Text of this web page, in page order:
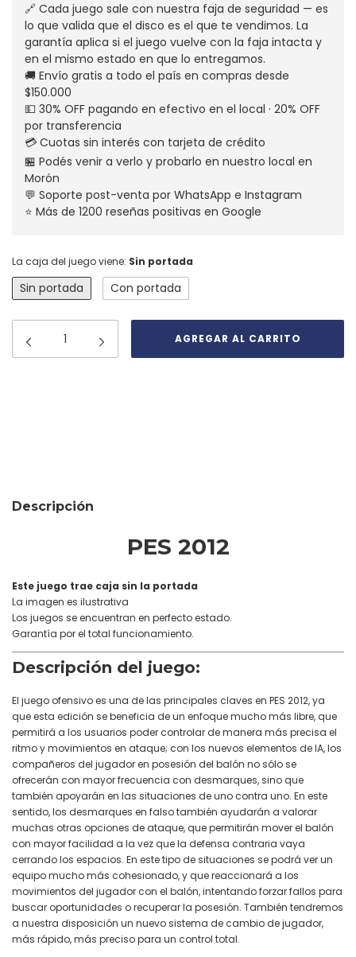
🔗 Cada juego sale con nuestra faja de seguridad — es
lo que valida que el disco es el que te vendimos. La
garantía aplica si el juego vuelve con la faja intacta y
en el mismo estado en que lo entregamos.
🚚 Envío gratis a todo el país en compras desde
$150.000
💵 30% OFF pagando en efectivo en el local · 20% OFF
por transferencia
💳 Cuotas sin interés con tarjeta de crédito
🏪 Podés venir a verlo y probarlo en nuestro local en
Morón
💬 Soporte post-venta por WhatsApp e Instagram
⭐ Más de 1200 reseñas positivas en Google
La caja del juego viene: Sin portada
Sin portada Con portada
Descripción
PES 2012
Este juego trae caja sin la portada
La imagen es ilustrativa
Los juegos se encuentran en perfecto estado.
Garantía por el total funcionamiento.
Descripción del juego:
El juego ofensivo es una de las principales claves en PES 2012, ya
que esta edición se beneficia de un enfoque mucho más libre, que
permitirá a los usuarios poder controlar de manera más precisa el
ritmo y movimientos en ataque; con los nuevos elementos de IA, los
compañeros del jugador en posesión del balón no sólo se
ofrecerán con mayor frecuencia con desmarques, sino que
también apoyarán en las situaciones de uno contra uno. En este
sentido, los desmarques en falso también ayudarán a valorar
muchas otras opciones de ataque, que permitirán mover el balón
con mayor facilidad a la vez que la defensa contraria vaya
cerrando los espacios. En este tipo de situaciones se podrá ver un
equipo mucho más cohesionado, y que reaccionará a los
movimientos del jugador con el balón, intentando forzar fallos para
buscar oportunidades o recuperar la posesión. También tendremos
a nuestra disposición un nuevo sistema de cambio de jugador,
más rápido, más preciso para un control total.